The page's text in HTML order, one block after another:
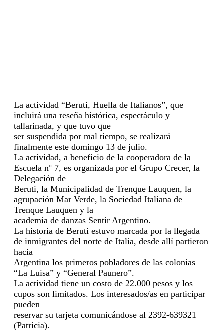
La actividad “Beruti, Huella de Italianos”, que
incluirá una reseña histórica, espectáculo y
tallarinada, y que tuvo que
ser suspendida por mal tiempo, se realizará
finalmente este domingo 13 de julio.
La actividad, a beneficio de la cooperadora de la
Escuela nº 7, es organizada por el Grupo Crecer, la
Delegación de
Beruti, la Municipalidad de Trenque Lauquen, la
agrupación Mar Verde, la Sociedad Italiana de
Trenque Lauquen y la
academia de danzas Sentir Argentino.
La historia de Beruti estuvo marcada por la llegada
de inmigrantes del norte de Italia, desde allí partieron
hacia
Argentina los primeros pobladores de las colonias
“La Luisa” y “General Paunero”.
La actividad tiene un costo de 22.000 pesos y los
cupos son limitados. Los interesados/as en participar
pueden
reservar su tarjeta comunicándose al 2392-639321
(Patricia).